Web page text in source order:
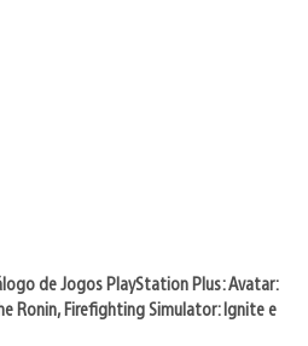
de Jogos PlayStation Plus: Avatar:
Ronin, Firefighting Simulator: Ignite e